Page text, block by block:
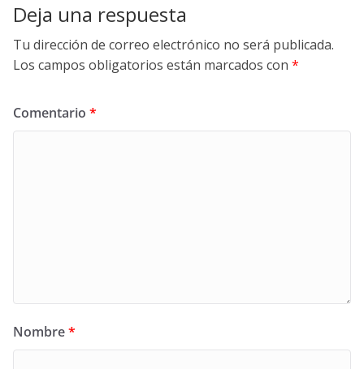
Deja una respuesta
Tu dirección de correo electrónico no será publicada.
Los campos obligatorios están marcados con *
Comentario *
Nombre*